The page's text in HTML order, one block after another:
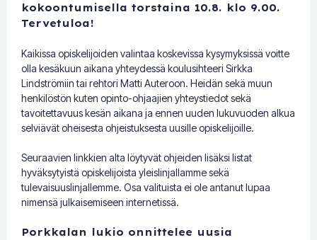
kokoontumisella torstaina 10.8. klo 9.00.
Tervetuloa!
Kaikissa opiskelijoiden valintaa koskevissa kysymyksissä voitte
olla kesäkuun aikana yhteydessä koulusihteeri Sirkka
Lindströmiin tai rehtori Matti Auteroon. Heidän sekä muun
henkilöstön kuten opinto-ohjaajien yhteystiedot sekä
tavoitettavuus kesän aikana ja ennen uuden lukuvuoden alkua
selviävät oheisesta ohjeistuksesta uusille opiskelijoille.
Seuraavien linkkien alta löytyvät ohjeiden lisäksi listat
hyväksytyistä opiskelijoista yleislinjallamme sekä
tulevaisuuslinjallemme. Osa valituista ei ole antanut lupaa
nimensä julkaisemiseen internetissä.
Porkkalan lukio onnittelee uusia